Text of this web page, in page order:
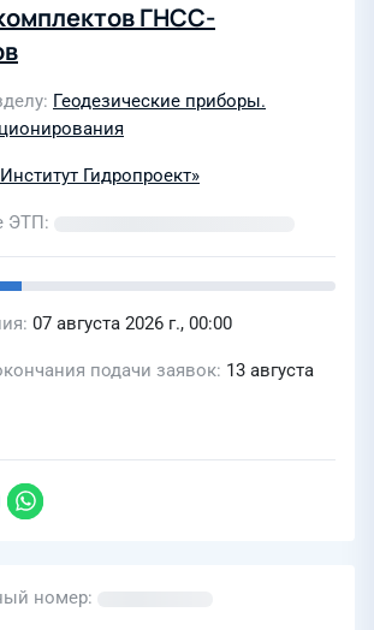
ГНСС-
Геодезические приборы.
Гидропроект»
ЭТП
07 августа 2026 г., 00:00
подачи заявок 13 августа
номер